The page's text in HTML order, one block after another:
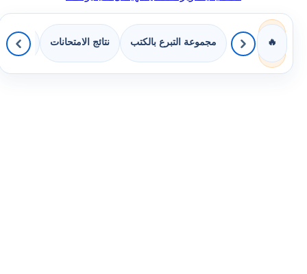
🔥 مجموعة التبرع بالكتب نتائج الامتحانات